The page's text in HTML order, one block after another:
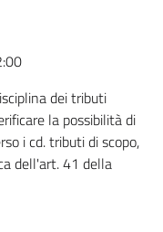
dei tributi
la possibilità di
i cd. tributi di scopo,
dell'art. 41 della